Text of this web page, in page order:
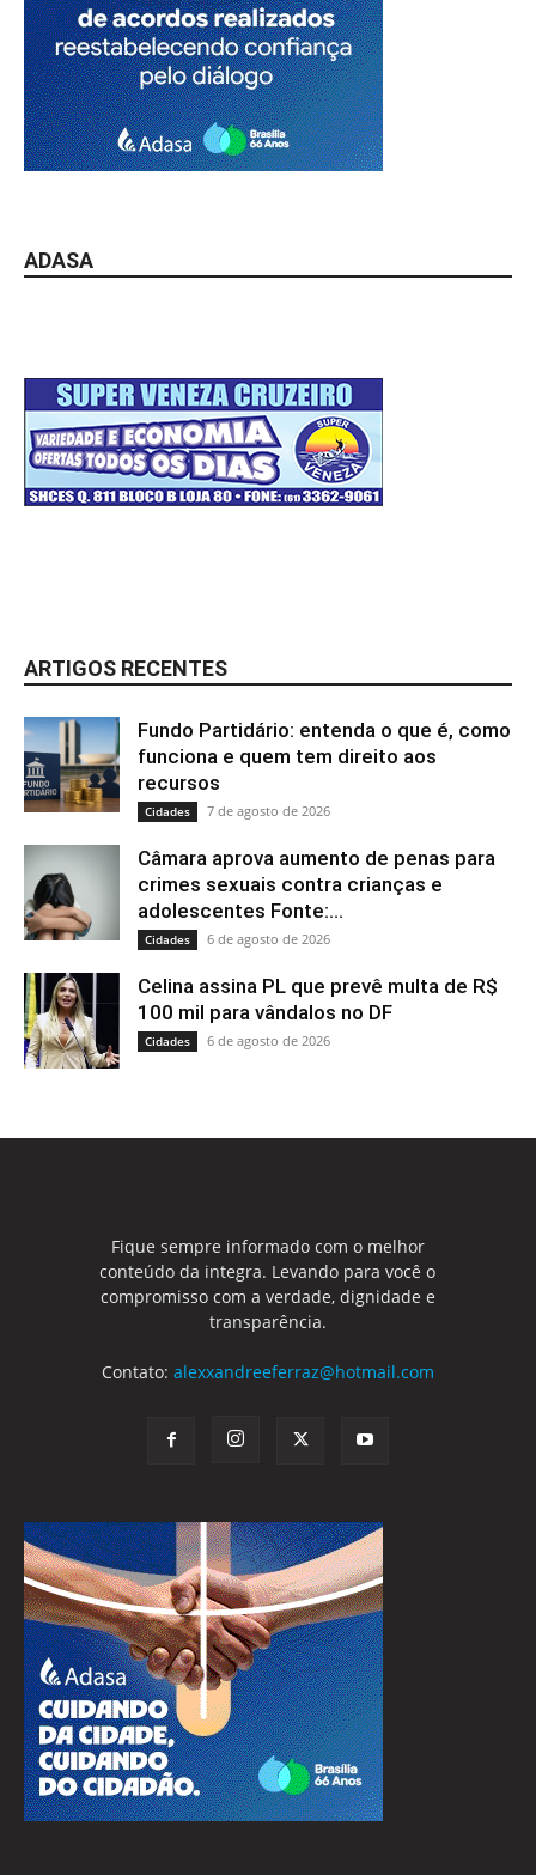
ADASA
ARTIGOS RECENTES
Fundo Partidário: entenda o que é, como
funciona e quem tem direito aos
recursos
Cidades 7 de agosto de 2026
Câmara aprova aumento de penas para
crimes sexuais contra crianças e
adolescentes Fonte:...
Cidades 6 de agosto de 2026
Celina assina PL que prevê multa de R$
100 mil para vândalos no DF
Cidades 6 de agosto de 2026
Fique sempre informado com o melhor
conteúdo da integra. Levando para você o
compromisso com a verdade, dignidade e
transparência.
Contato: alexxandreeferraz@hotmail.com